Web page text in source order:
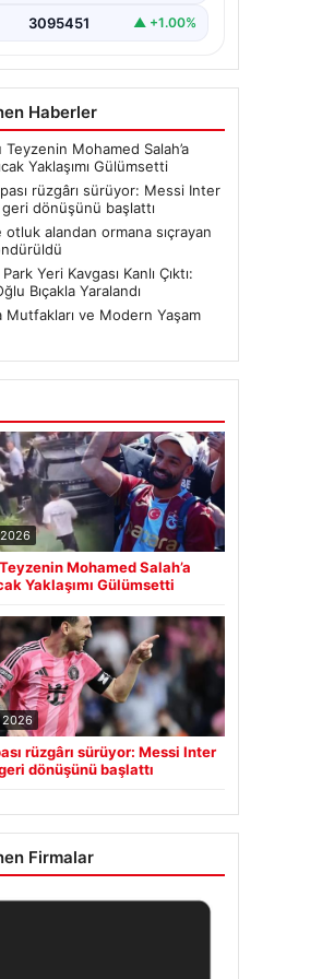
3095451 ▲ +1.00%
Haberler
Teyzenin Mohamed Salah’a
Yaklaşımı Gülümsetti
rüzgârı sürüyor: Messi Inter
geri dönüşünü başlattı
otluk alandan ormana sıçrayan
Yeri Kavgası Kanlı Çıktı:
Bıçakla Yaralandı
Mutfakları ve Modern Yaşam
Mohamed Salah’a
Yaklaşımı Gülümsetti
2026
rüzgârı sürüyor: Messi Inter
dönüşünü başlattı
Firmalar